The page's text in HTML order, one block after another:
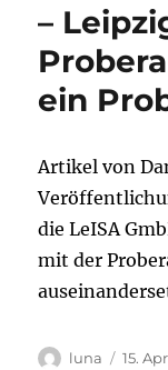
–
ein
Artikel von
die LeISA
mit der
Autor
luna 15.